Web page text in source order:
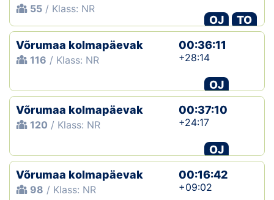
55 / Klass: NR
OJ
TO
Võrumaa kolmapäevak
116 / Klass: NR
00:36:11
+28:14
OJ
Võrumaa kolmapäevak
120 / Klass: NR
00:37:10
+24:17
OJ
Võrumaa kolmapäevak
98 / Klass: NR
00:16:42
+09:02